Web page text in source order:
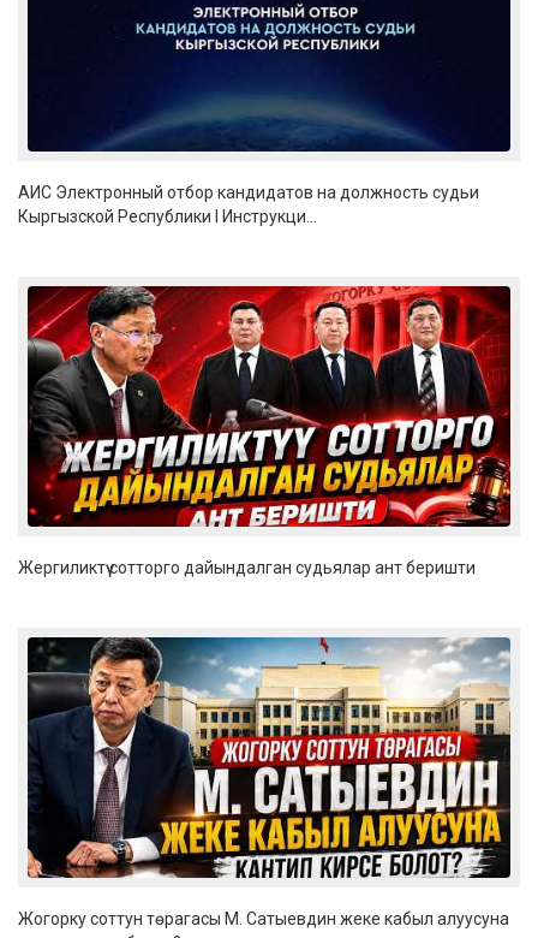
АИС Электронный отбор кандидатов на должность судьи
Кыргызской Республики I Инструкци...
Жергиликтүү сотторго дайындалган судьялар ант беришти
Жогорку соттун төрагасы М. Сатыевдин жеке кабыл алуусуна